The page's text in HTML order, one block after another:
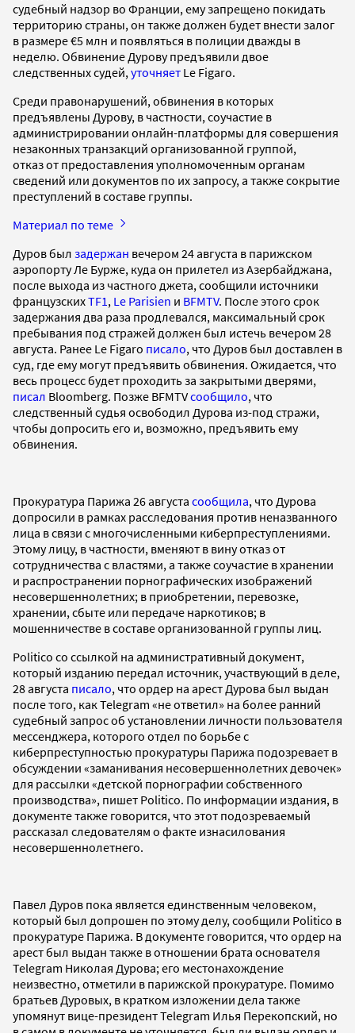
судебный надзор во Франции, ему запрещено покидать
территорию страны, он также должен будет внести залог
в размере €5 млн и появляться в полиции дважды в
неделю. Обвинение Дурову предъявили двое
следственных судей, уточняет Le Figaro.
Среди правонарушений, обвинения в которых
предъявлены Дурову, в частности, соучастие в
администрировании онлайн-платформы для совершения
незаконных транзакций организованной группой,
отказ от предоставления уполномоченным органам
сведений или документов по их запросу, а также сокрытие
преступлений в составе группы.
Материал по теме
Дуров был задержан вечером 24 августа в парижском
аэропорту Ле Бурже, куда он прилетел из Азербайджана,
после выхода из частного джета, сообщили источники
французскихTF1 , Le Parisien и BFMTV. После этого срок
задержания два раза продлевался, максимальный срок
пребывания под стражей должен был истечь вечером 28
августа. Ранее Le Figaro писало, что Дуров был доставлен в
суд, где ему могут предъявить обвинения. Ожидается, что
весь процесс будет проходить за закрытыми дверями,
писал Bloomberg. Позже BFMTVсообщило, что
следственный судья освободил Дурова из-под стражи,
чтобы допросить его и, возможно, предъявить ему
обвинения.
Прокуратура Парижа 26 августа сообщила, что Дурова
допросили в рамках расследования против неназванного
лица в связи с многочисленными киберпреступлениями.
Этому лицу, в частности, вменяют в вину отказ от
сотрудничества с властями, а также соучастие в хранении
и распространении порнографических изображений
несовершеннолетних; в приобретении, перевозке,
хранении, сбыте или передаче наркотиков; в
мошенничестве в составе организованной группы лиц.
Politico со ссылкой на административный документ,
который изданию передал источник, участвующий в деле,
28 августа писало, что ордер на арест Дурова был выдан
после того, как Telegram «не ответил» на более ранний
судебный запрос об установлении личности пользователя
мессенджера, которого отдел по борьбе с
киберпреступностью прокуратуры Парижа подозревает в
обсуждении «заманивания несовершеннолетних девочек»
для рассылки «детской порнографии собственного
производства», пишет Politico. По информации издания, в
документе также говорится, что этот подозреваемый
рассказал следователям о факте изнасилования
несовершеннолетнего.
Павел Дуров пока является единственным человеком,
который был допрошен по этому делу, сообщили Politico в
прокуратуре Парижа. В документе говорится, что ордер на
арест был выдан также в отношении брата основателя
Telegram Николая Дурова; его местонахождение
неизвестно, отметили в парижской прокуратуре. Помимо
братьев Дуровых, в кратком изложении дела также
упомянут вице-президент Telegram Илья Перекопский, но